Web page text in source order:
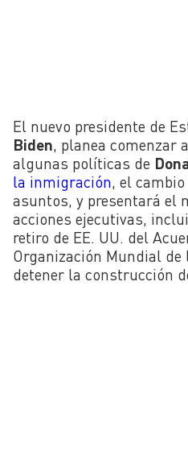
El nuevo presidente de
Biden , planea
algunas políticas de
la inmigración , el
asuntos, y presentará el
acciones ejecutivas,
retiro de EE. UU. del
Organización Mundial de
detener la construcción